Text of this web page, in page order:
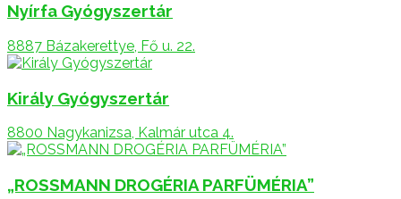
Nyírfa Gyógyszertár
8887 Bázakerettye, Fő u. 22.
Király Gyógyszertár
8800 Nagykanizsa, Kalmár utca 4.
„ROSSMANN DROGÉRIA PARFÜMÉRIA”